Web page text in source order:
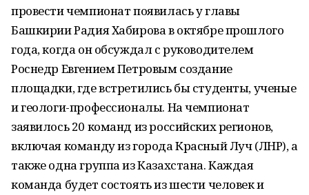
провести чемпионат появилась у главы
Башкирии Радия Хабирова в октябре прошлого
года, когда он обсуждал с руководителем
Роснедр Евгением Петровым создание
площадки, где встретились бы студенты, ученые
и геологи-профессионалы. На чемпионат
заявилось 20 команд из российских регионов,
включая команду из города Красный Луч (ЛНР), а
также одна группа из Казахстана. Каждая
команда будет состоять из шести человек и